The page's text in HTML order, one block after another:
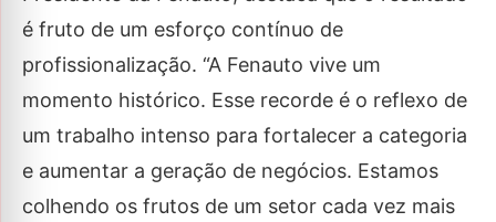
é fruto de um esforço contínuo de
profissionalização. “A Fenauto vive um
momento histórico. Esse recorde é o reflexo de
um trabalho intenso para fortalecer a categoria
e aumentar a geração de negócios. Estamos
colhendo os frutos de um setor cada vez mais